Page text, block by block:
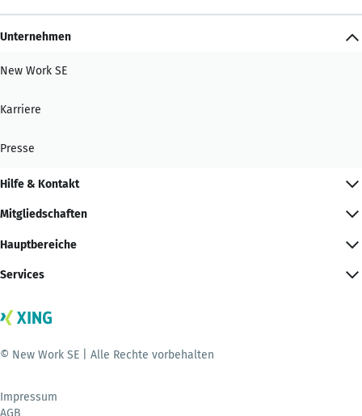
Unternehmen
New Work SE
Karriere
Presse
Hilfe & Kontakt
Mitgliedschaften
Hauptbereiche
Services
© New Work SE | Alle Rechte vorbehalten
Impressum
AGB